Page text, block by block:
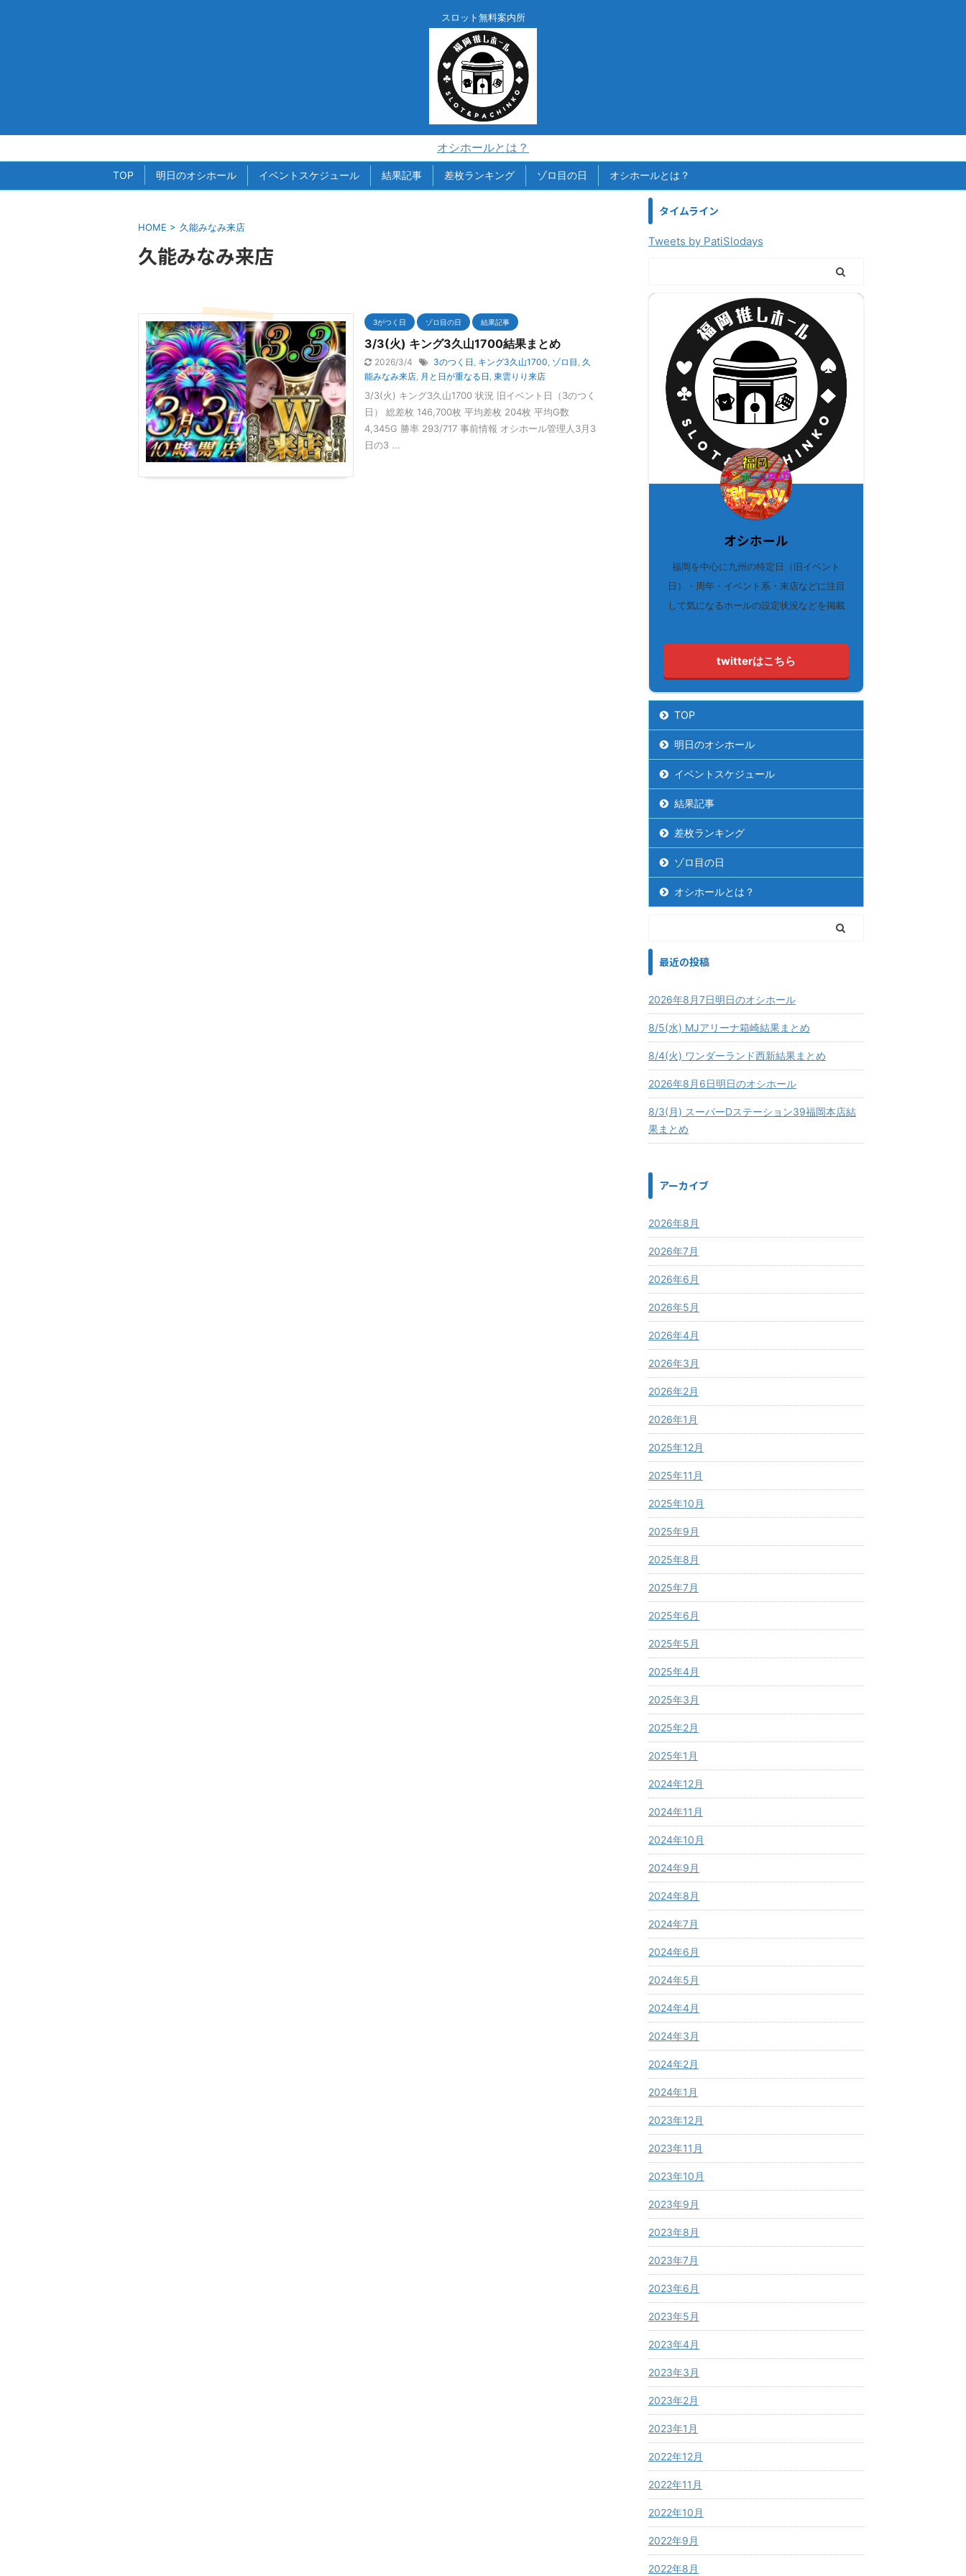
スロット無料案内所
オシホールとは？
TOP 明日のオシホール イベントスケジュール 結果記事 差枚ランキング ゾロ目の日 オシホールとは？
HOME > 久能みなみ来店
久能みなみ来店
3がつく日 ゾロ目の日 結果記事
3/3(火) キング3久山1700結果まとめ
2026/3/4 3のつく日 キング3久山1700 ゾロ目 久
能みなみ来店 月と日が重なる日 東雲りり来店
3/3(火) キング3久山1700 状況 旧イベント日（3のつく
日） 総差枚 146,700枚 平均差枚 204枚 平均G数
4,345G 勝率 293/717 事前情報 オシホール管理人3月3
日の3 ...
タイムライン
Tweets by PatiSlodays
オシホール
福岡を中心に九州の特定日（旧イベント
日）・周年・イベント系・来店などに注目
して気になるホールの設定状況などを掲載
twitterはこちら
TOP
明日のオシホール
イベントスケジュール
結果記事
差枚ランキング
ゾロ目の日
オシホールとは？
最近の投稿
2026年8月7日明日のオシホール
8/5(水) MJアリーナ箱崎結果まとめ
8/4(火) ワンダーランド西新結果まとめ
2026年8月6日明日のオシホール
8/3(月) スーパーDステーション39福岡本店結
果まとめ
アーカイブ
2026年8月
2026年7月
2026年6月
2026年5月
2026年4月
2026年3月
2026年2月
2026年1月
2025年12月
2025年11月
2025年10月
2025年9月
2025年8月
2025年7月
2025年6月
2025年5月
2025年4月
2025年3月
2025年2月
2025年1月
2024年12月
2024年11月
2024年10月
2024年9月
2024年8月
2024年7月
2024年6月
2024年5月
2024年4月
2024年3月
2024年2月
2024年1月
2023年12月
2023年11月
2023年10月
2023年9月
2023年8月
2023年7月
2023年6月
2023年5月
2023年4月
2023年3月
2023年2月
2023年1月
2022年12月
2022年11月
2022年10月
2022年9月
2022年8月